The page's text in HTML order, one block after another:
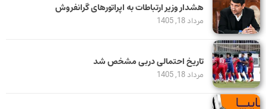
هشدار وزیر ارتباطات به اپراتورهای گرانفروش
مرداد 18, 1405
تاریخ احتمالی دربی مشخص شد
مرداد 18, 1405